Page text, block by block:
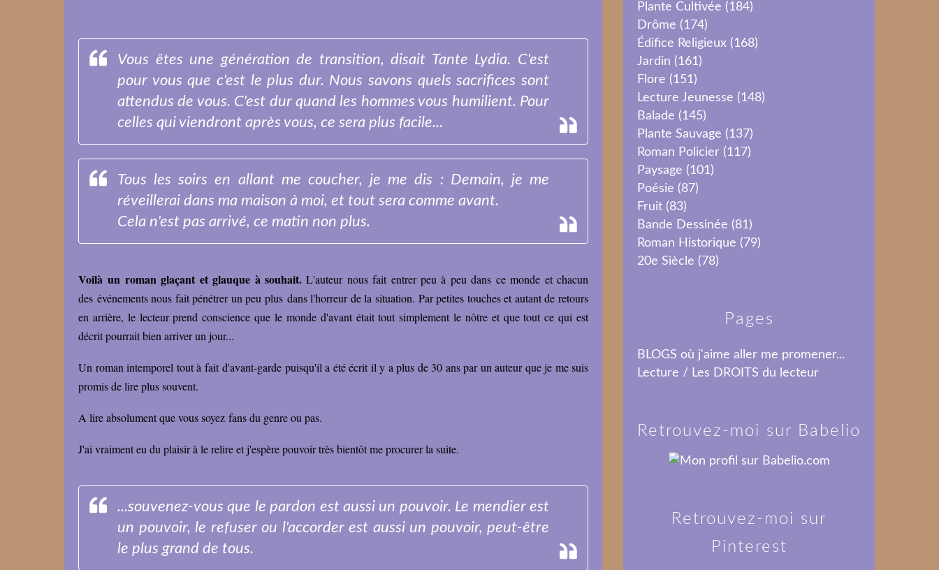
Vous êtes une génération de transition, disait Tante Lydia. C'est
pour vous que c'est le plus dur. Nous savons quels sacrifices sont
attendus de vous. C'est dur quand les hommes vous humilient. Pour
celles qui viendront après vous, ce sera plus facile...
Tous les soirs en allant me coucher, je me dis : Demain, je me
réveillerai dans ma maison à moi, et tout sera comme avant.
Cela n'est pas arrivé, ce matin non plus.
Voilà un roman glaçant et glauque à souhait.L'auteur nous fait entrer peu à peu dans ce monde et chacun
des événements nous fait pénétrer un peu plus dans l'horreur de la situation. Par petites touches et autant de retours
en arrière, le lecteur prend conscience que le monde d'avant était tout simplement le nôtre et que tout ce qui est
décrit pourrait bien arriver un jour...
Un roman intemporel tout à fait d'avant-garde puisqu'il a été écrit il y a plus de 30 ans par un auteur que je me suis
promis de lire plus souvent.
A lire absolument que vous soyez fans du genre ou pas.
J'ai vraiment eu du plaisir à le relire et j'espère pouvoir très bientôt me procurer la suite.
...souvenez-vous que le pardon est aussi un pouvoir. Le mendier est
un pouvoir, le refuser ou l'accorder est aussi un pouvoir, peut-être
le plus grand de tous.
Plante Cultivée (184)
Drôme (174)
Édifice Religieux (168)
Jardin (161)
Flore (151)
Lecture Jeunesse (148)
Balade (145)
Plante Sauvage (137)
Roman Policier (117)
Paysage (101)
Poésie (87)
Fruit (83)
Bande Dessinée (81)
Roman Historique (79)
20e Siècle (78)
Pages
BLOGS où j'aime aller me promener...
Lecture / Les DROITS du lecteur
Retrouvez-moi sur Babelio
Retrouvez-moi sur
Pinterest